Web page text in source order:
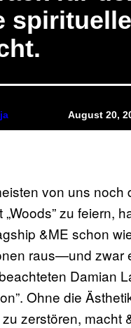
spirituelle
August 20,
von uns noch
zu feiern,
&ME schon
raus—und zwar
Damian
Ohne die
zerstören, macht